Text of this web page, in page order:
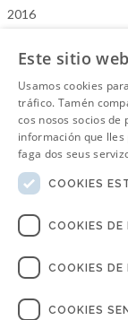
2016
Este sitio
Usamos cookies
tráfico. Tamén
cos nosos socios de
información que
faga dos seus
COOKIES
COOKIES DE
COOKIES DE
COOKIES